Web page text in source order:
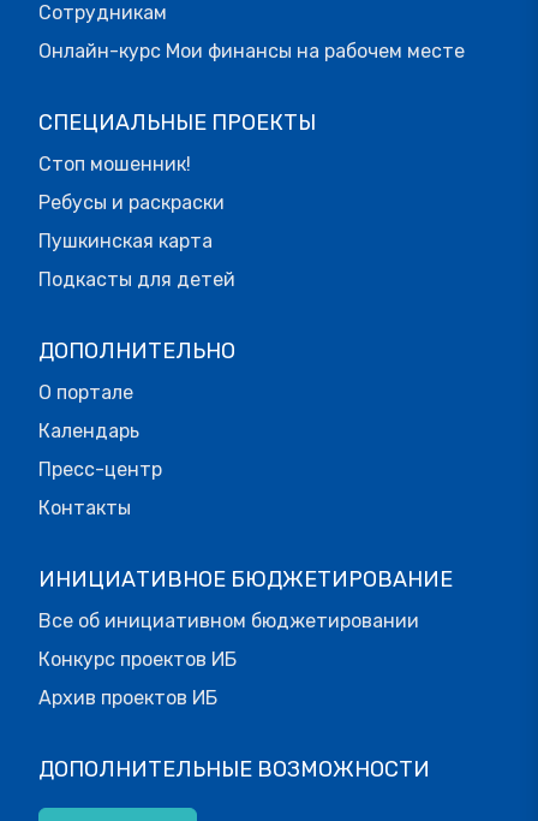
Сотрудникам
Онлайн-курс Мои финансы на рабочем месте
СПЕЦИАЛЬНЫЕ ПРОЕКТЫ
Стоп мошенник!
Ребусы и раскраски
Пушкинская карта
Подкасты для детей
ДОПОЛНИТЕЛЬНО
О портале
Календарь
Пресс-центр
Контакты
ИНИЦИАТИВНОЕ БЮДЖЕТИРОВАНИЕ
Все об инициативном бюджетировании
Конкурс проектов ИБ
Архив проектов ИБ
ДОПОЛНИТЕЛЬНЫЕ ВОЗМОЖНОСТИ